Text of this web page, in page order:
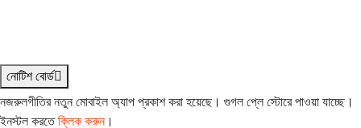
নোটিশ বোর্ড
নজরুলগীতির নতুন মোবাইল অ্যাপ প্রকাশ করা হয়েছে। গুগল প্লে স্টোরে পাওয়া যাচ্ছে।
ইনস্টল করতেক্লিক করুন।